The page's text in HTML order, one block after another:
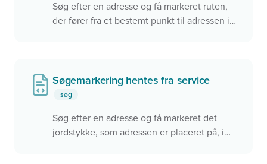
servicen skal bruges.
Søg efter en adresse og få markeret ruten,
der fører fra et bestemt punkt til adressen i
Søgemarkering hentes fra service
søg
Søg efter en adresse og få markeret det
jordstykke, som adressen er placeret på, i